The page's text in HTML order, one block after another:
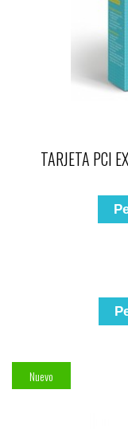
TARJETA PCI
Nuevo